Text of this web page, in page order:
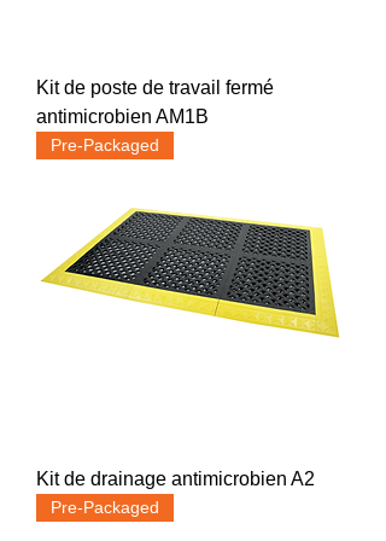
Kit de poste de travail fermé
antimicrobien AM1B
Pre-Packaged
Kit de drainage antimicrobien A2
Pre-Packaged